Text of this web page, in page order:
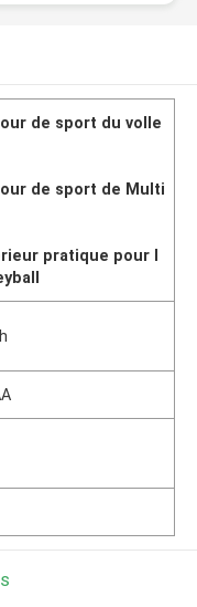
de sport du volle
de sport de Multi
pratique pour l